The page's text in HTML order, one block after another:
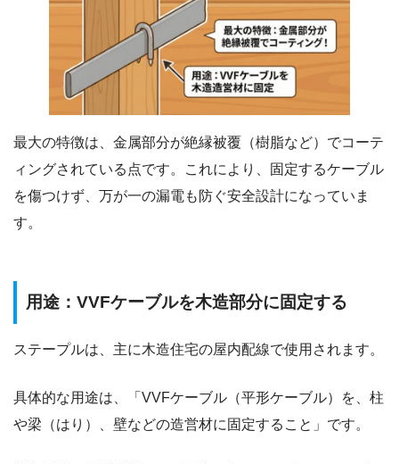
最大の特徴は、金属部分が絶縁被覆（樹脂など）でコーテ
ィングされている点です。これにより、固定するケーブル
を傷つけず、万が一の漏電も防ぐ安全設計になっていま
す。
用途：VVFケーブルを木造部分に固定する
ステープルは、主に木造住宅の屋内配線で使用されます。
具体的な用途は、「VVFケーブル（平形ケーブル）を、柱
や梁（はり）、壁などの造営材に固定すること」です。